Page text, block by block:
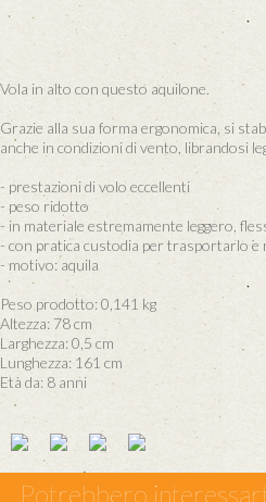
Vola in alto con questo aquilone.
Grazie alla sua forma ergonomica, si
anche in condizioni di vento, librandosi
- prestazioni di volo eccellenti
- peso ridotto
- in materiale estremamente leggero,
- con pratica custodia per trasportarlo e
- motivo: aquila
Peso prodotto: 0,141 kg
Altezza: 78 cm
Larghezza: 0,5 cm
Lunghezza: 161 cm
Età da: 8 anni
Potrebbero